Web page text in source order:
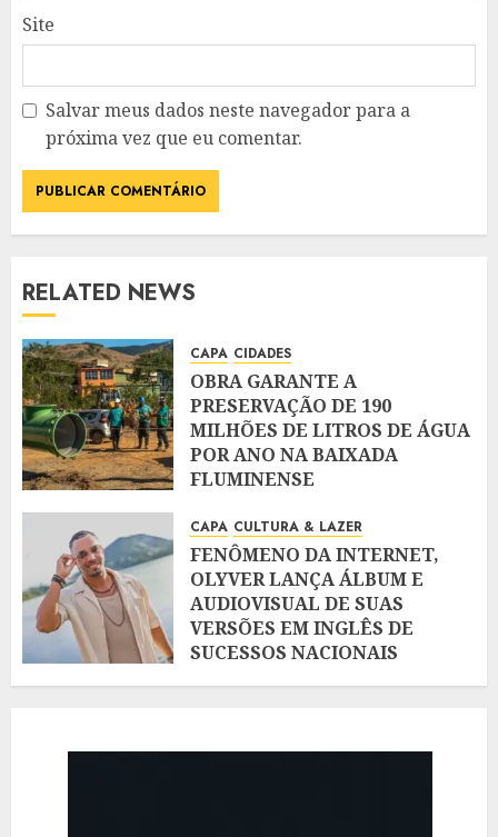
Site
Salvar meus dados neste navegador para a
próxima vez que eu comentar.
RELATED NEWS
CAPA CIDADES
OBRA GARANTE A
PRESERVAÇÃO DE 190
MILHÕES DE LITROS DE ÁGUA
POR ANO NA BAIXADA
FLUMINENSE
CAPA CULTURA & LAZER
FENÔMENO DA INTERNET,
OLYVER LANÇA ÁLBUM E
AUDIOVISUAL DE SUAS
VERSÕES EM INGLÊS DE
SUCESSOS NACIONAIS